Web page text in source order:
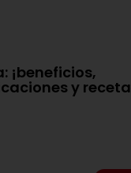
¡beneficios,
y